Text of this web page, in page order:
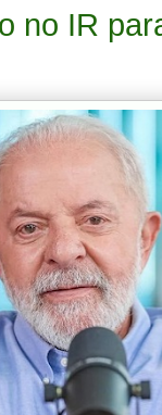
no IR